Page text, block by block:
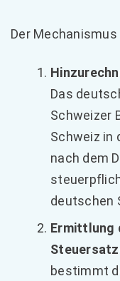
Der
Das
Schweizer
Schweiz in
nach dem
deutschen
Ermittlung
bestimmt